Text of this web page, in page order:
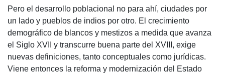
Pero el desarrollo poblacional no para ahí, ciudades por
un lado y pueblos de indios por otro. El crecimiento
demográfico de blancos y mestizos a medida que avanza
el Siglo XVII y transcurre buena parte del XVIII, exige
nuevas definiciones, tanto conceptuales como jurídicas.
Viene entonces la reforma y modernización del Estado